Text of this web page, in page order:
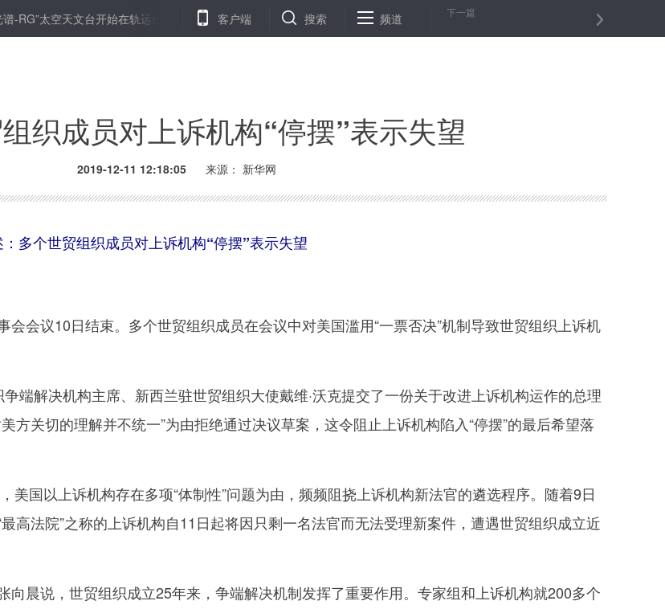
太空天文台开始在轨运作 张小娟同志被追授“全国脱贫攻坚模范”称号 合肥市立法保护环巢湖十大湿地 12号！春运火
客户端 搜索 频道 下一篇
织成员对上诉机构“停摆”表示失望
2019-12-11 12:18:05 来源： 新华网
多个世贸组织成员对上诉机构“停摆”表示失望
会议10日结束。多个世贸组织成员在会议中对美国滥用“一票否决”机制导致世贸组织上诉机
解决机构主席、新西兰驻世贸组织大使戴维·沃克提交了一份关于改进上诉机构运作的总理
方关切的理解并不统一”为由拒绝通过决议草案，这令阻止上诉机构陷入“停摆”的最后希望落
国以上诉机构存在多项“体制性”问题为由，频频阻挠上诉机构新法官的遴选程序。随着9日
高法院”之称的上诉机构自11日起将因只剩一名法官而无法受理新案件，遭遇世贸组织成立近
晨说，世贸组织成立25年来，争端解决机制发挥了重要作用。专家组和上诉机构就200多个